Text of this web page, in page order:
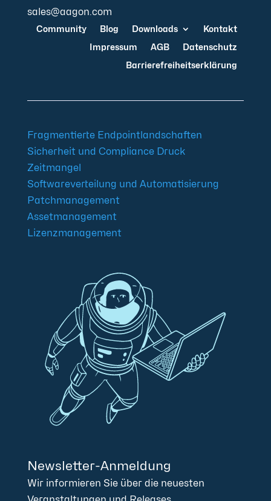
sales@aagon.com
Community Blog Downloads
Kontakt
Impressum
AGB
Datenschutz
Barrierefreiheitserklärung
Fragmentierte Endpointlandschaften
Sicherheit und Compliance Druck
Zeitmangel
Softwareverteilung und Automatisierung
Patchmanagement
Assetmanagement
Lizenzmanagement
Newsletter-Anmeldung
Wir informieren Sie über die neuesten